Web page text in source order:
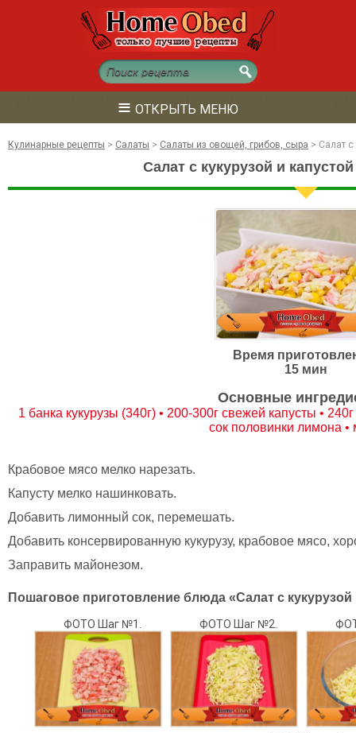
≡ ОТКРЫТЬ МЕНЮ
Кулинарные рецепты > Салаты > Салаты из овощей, грибов, сыра > Салат с
Салат с кукурузой и
Время
15 мин
Основные
1 банка кукурузы (340г) • 200-300г свежей капусты •
сок половинки лимона •
Крабовое мясо мелко нарезать.
Капусту мелко нашинковать.
Добавить лимонный сок, перемешать.
Добавить консервированную кукурузу, крабовое мясо,
Заправить майонезом.
Пошаговое приготовление блюда «Салат с
ФОТО Шаг №1. ФОТО Шаг №2.